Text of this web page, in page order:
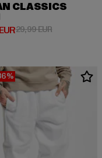
CLASSICS
Preis: 26,99 EUR
29,99 EURAktionspreis: